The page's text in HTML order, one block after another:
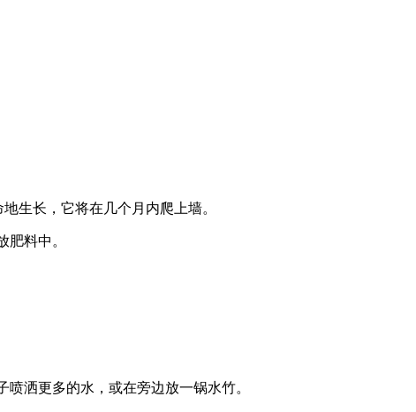
生长，它将在几个月内爬上墙。
料中。
洒更多的水，或在旁边放一锅水竹。